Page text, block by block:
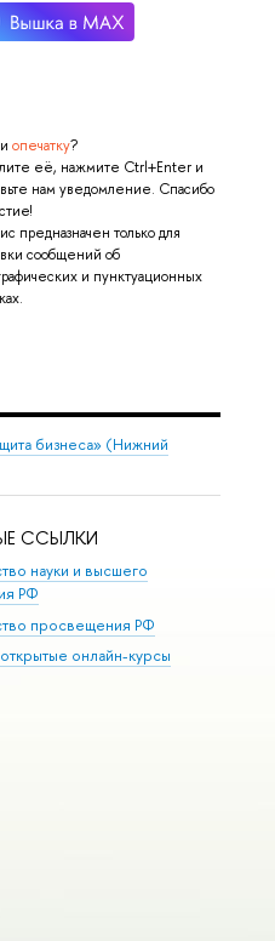
опечатку?
её, нажмите Ctrl+Enter и
нам уведомление. Спасибо
предназначен только для
сообщений об
и пунктуационных
бизнеса» (Нижний
ССЫЛКИ
науки и высшего
РФ
просвещения РФ
онлайн-курсы